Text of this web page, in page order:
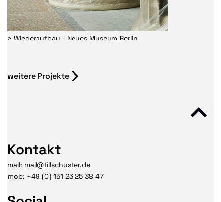
> Wiederaufbau - Neues Museum Berlin
weitere Projekte
Kontakt
mail: mail@tillschuster.de
mob: +49 (0) 151 23 25 38 47